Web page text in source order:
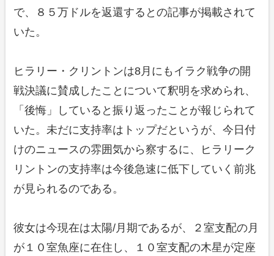
で、８５万ドルを返還するとの記事が掲載されて
いた。
ヒラリー・クリントンは8月にもイラク戦争の開
戦決議に賛成したことについて釈明を求められ、
「後悔」していると振り返ったことが報じられて
いた。未だに支持率はトップだというが、今日付
けのニュースの雰囲気から察するに、ヒラリーク
リントンの支持率は今後急速に低下していく前兆
が見られるのである。
彼女は今現在は太陽/月期であるが、２室支配の月
が１０室魚座に在住し、１０室支配の木星が定座